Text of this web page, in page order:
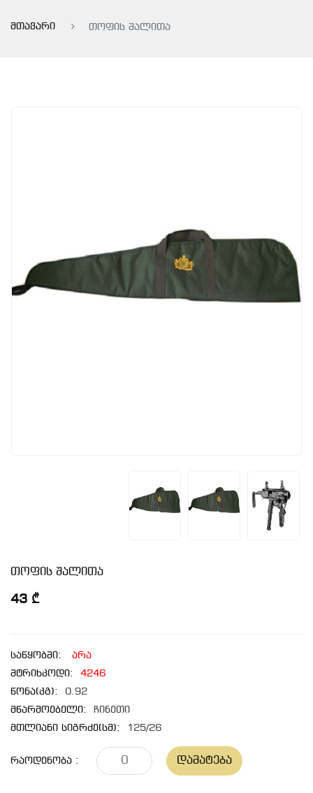
მთავარი თოფის შალითა
თოფის შალითა
43 ₾
საწყობში:
არა
შტრიხკოდი:
4246
წონა(კგ):
0.92
მწარმოებელი:
ჩინეთი
მთლიანი სიგრძე(სმ):
125/26
Რაოდენობა : Დამატება